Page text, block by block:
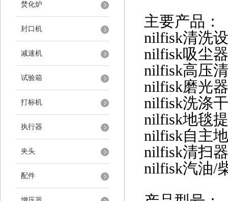
焚化炉
封口机
减速机
试验箱
打标机
执行器
夹头
配件
主要产品：
nilfisk清洗
nilfisk吸尘器
nilfisk高压
nilfisk磨光器
nilfisk洗涤
nilfisk地毯
nilfisk自主
nilfisk清扫器
nilfisk汽油/